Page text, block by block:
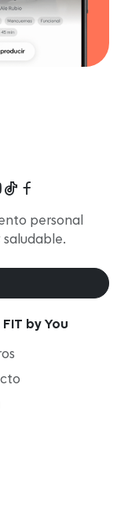
personal
saludable.
by You